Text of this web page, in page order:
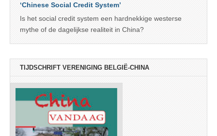
‘Chinese Social Credit System’
Is het social credit system een hardnekkige westerse
mythe of de dagelijkse realiteit in China?
TIJDSCHRIFT VERENIGING BELGIË-CHINA